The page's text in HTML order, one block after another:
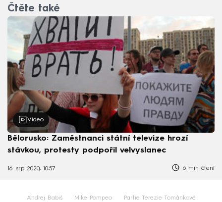
Čtěte také
Video
Bělorusko: Zaměstnanci státní televize hrozí
stávkou, protesty podpořil velvyslanec
16. srp 2020, 10:57 6 min čtení
Andrej Babiš Mike Pompeo Partie Terezie Tománkové